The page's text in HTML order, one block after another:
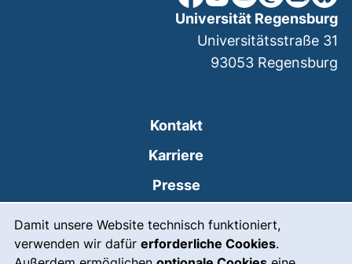
Damit unsere Website technisch funktioniert,
verwenden wir dafür erforderliche Cookies.
Kontakt
Karriere
Presse
Leichte Sprache
Universität Regensburg
Universitätsstraße 31
93053 Regensburg